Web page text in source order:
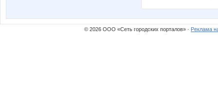
© 2026 ООО «Сеть городских порталов» · Реклама